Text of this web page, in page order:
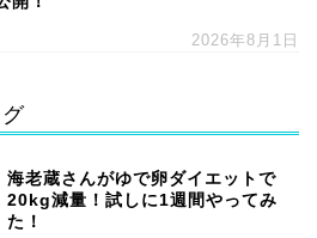
2026年8月1日
海老蔵さんがゆで卵ダイエットで
20kg減量！試しに1週間やってみ
た！